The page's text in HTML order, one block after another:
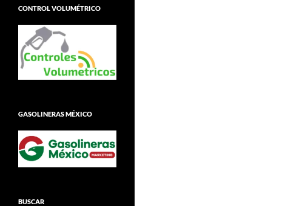
CONTROL VOLUMÉTRICO
GASOLINERAS MÉXICO
BUSCAR